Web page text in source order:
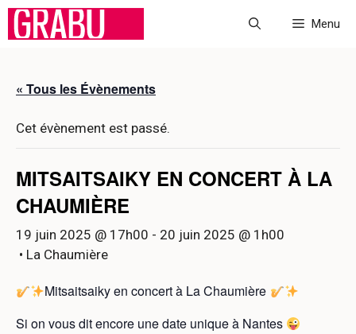
Aller
Menu
« Tous les Évènements
Cet évènement est passé.
MITSAITSAIKY EN CONCERT À LA
CHAUMIÈRE
19 juin 2025 @ 17h00 - 20 juin 2025 @ 1h00
• La Chaumière
Mitsaitsaiky en concert à La Chaumière
Si on vous dit encore une date unique à Nantes